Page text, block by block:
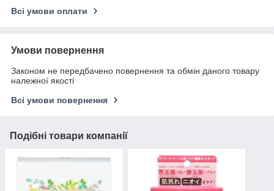
Всі умови оплати
Умови повернення
Законом не передбачено повернення та обмін даного товару
належної якості
Всі умови повернення
Подібні товари компанії